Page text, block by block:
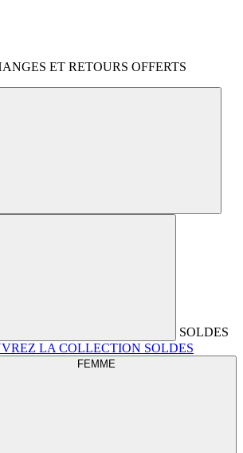
ET RETOURS OFFERTS
SOLDES
LA COLLECTION SOLDES
FEMME